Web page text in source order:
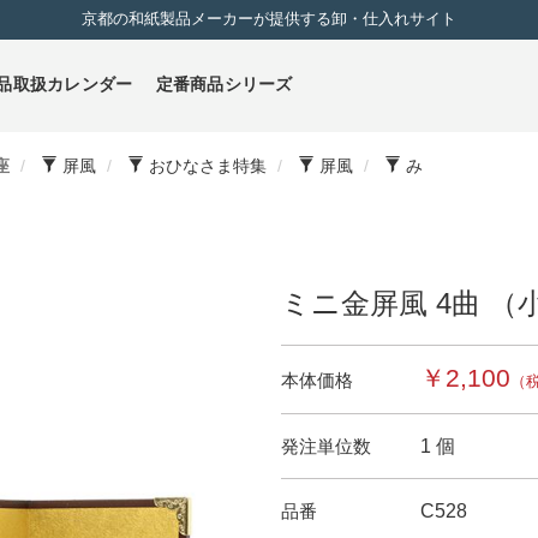
京都の和紙製品メーカーが提供する卸・仕入れサイト
取扱カレンダー 定番商品シリーズ
屏風 おひなさま特集 屏風 み
ミニ金屏風 4曲 （
本体価格 ￥2,100 （
発注単位数 1 個
品番 C528